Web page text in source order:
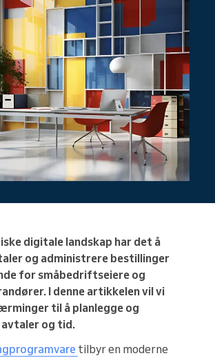
digitale landskap har det å
og administrere bestillinger
for småbedriftseiere og
I denne artikkelen vil vi
til å planlegge og
og tid.
tilbyr en moderne